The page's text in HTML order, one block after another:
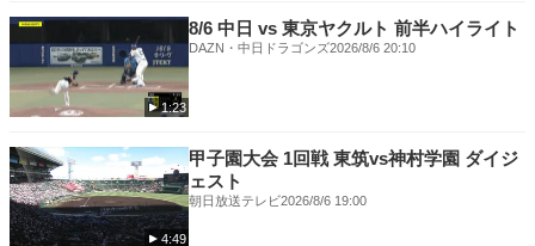
1:23
8/6 中日 vs 東京ヤクルト 前半ハイライト
DAZN・中日ドラゴンズ2026/8/6 20:10
4:49
甲子園大会 1回戦 東筑vs神村学園 ダイジ
ェスト
朝日放送テレビ2026/8/6 19:00